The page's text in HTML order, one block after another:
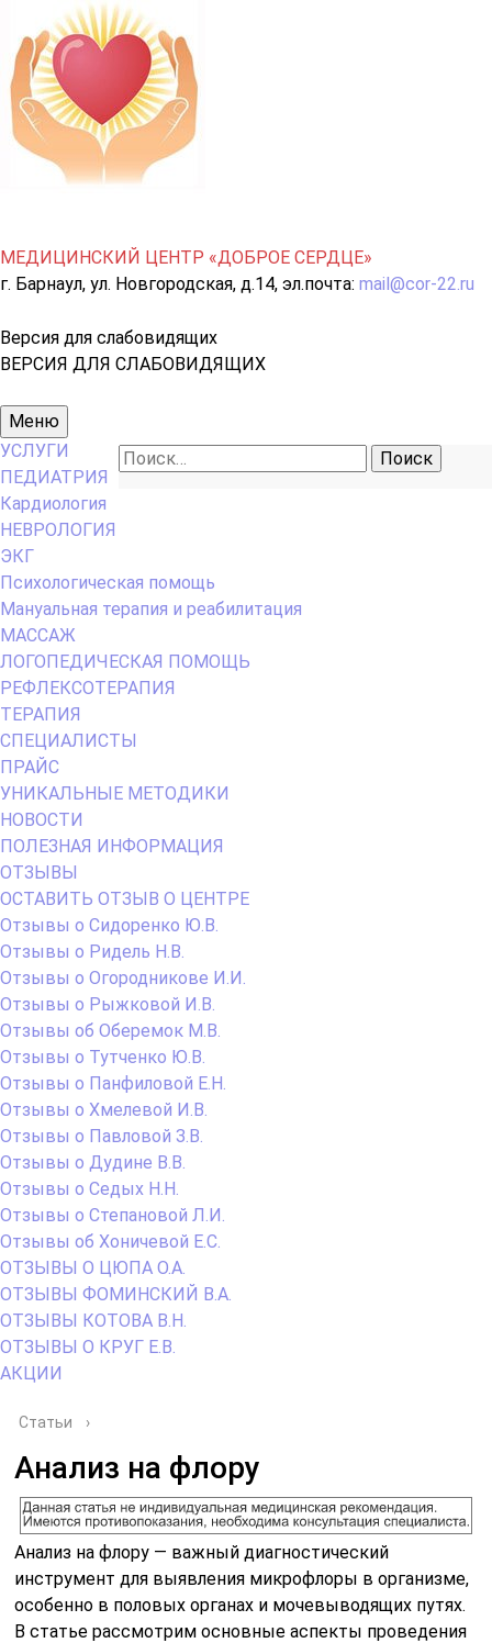
МЕДИЦИНСКИЙ ЦЕНТР «ДОБРОЕ СЕРДЦЕ»
г. Барнаул, ул. Новгородская, д.14, эл.почта: mail@cor-22.ru
Версия для слабовидящих
ВЕРСИЯ ДЛЯ СЛАБОВИДЯЩИХ
Основное
меню
Меню
Найти:
УСЛУГИ
ПЕДИАТРИЯ
Кардиология
НЕВРОЛОГИЯ
ЭКГ
Психологическая помощь
Мануальная терапия и реабилитация
МАССАЖ
ЛОГОПЕДИЧЕСКАЯ ПОМОЩЬ
РЕФЛЕКСОТЕРАПИЯ
ТЕРАПИЯ
СПЕЦИАЛИСТЫ
ПРАЙС
УНИКАЛЬНЫЕ МЕТОДИКИ
НОВОСТИ
ПОЛЕЗНАЯ ИНФОРМАЦИЯ
ОТЗЫВЫ
ОСТАВИТЬ ОТЗЫВ О ЦЕНТРЕ
Отзывы о Сидоренко Ю.В.
Отзывы о Ридель Н.В.
Отзывы о Огородникове И.И.
Отзывы о Рыжковой И.В.
Отзывы об Оберемок М.В.
Отзывы о Тутченко Ю.В.
Отзывы о Панфиловой Е.Н.
Отзывы о Хмелевой И.В.
Отзывы о Павловой З.В.
Отзывы о Дудине В.В.
Отзывы о Седых Н.Н.
Отзывы о Степановой Л.И.
Отзывы об Хоничевой Е.С.
ОТЗЫВЫ О ЦЮПА О.А.
ОТЗЫВЫ ФОМИНСКИЙ В.А.
ОТЗЫВЫ КОТОВА В.Н.
ОТЗЫВЫ О КРУГ Е.В.
АКЦИИ
Статьи ›
Анализ на флору
Анализ на флору — важный диагностический
инструмент для выявления микрофлоры в организме,
особенно в половых органах и мочевыводящих путях.
В статье рассмотрим основные аспекты проведения